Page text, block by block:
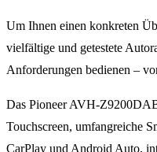
Um Ihnen einen konkreten
vielfältige und getestete
Anforderungen bedienen –
Das Pioneer AVH-
Touchscreen, umfangreiche
CarPlay und Android Auto,